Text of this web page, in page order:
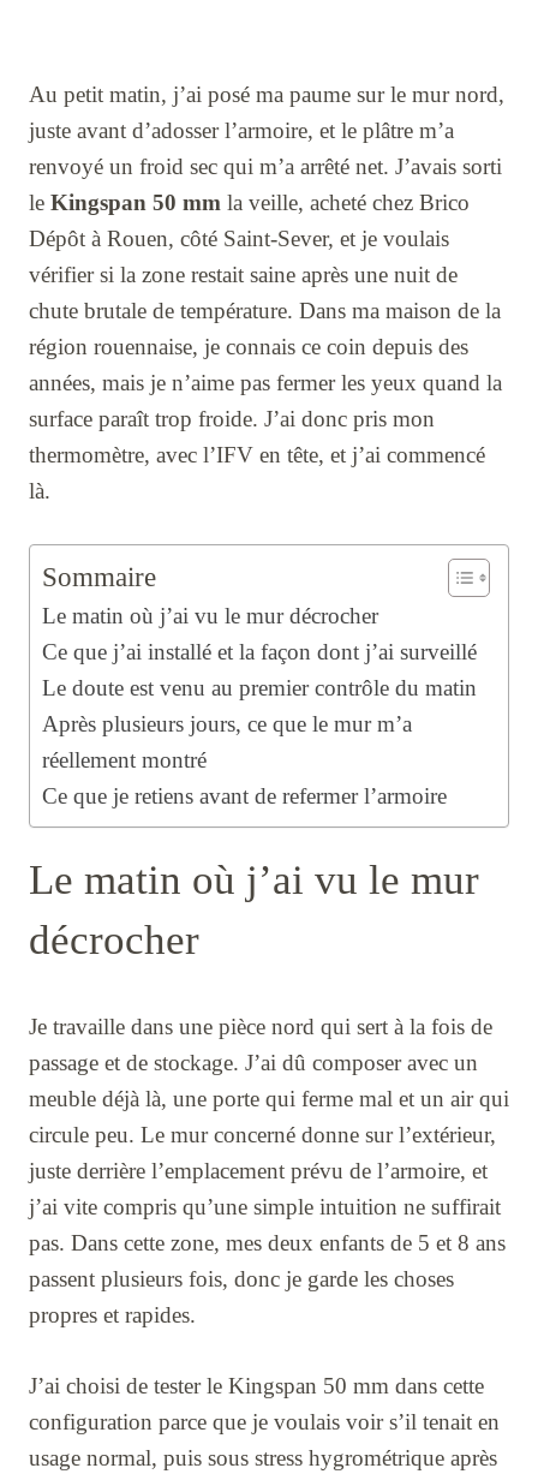
Au petit matin, j’ai posé ma paume sur le mur nord,
juste avant d’adosser l’armoire, et le plâtre m’a
renvoyé un froid sec qui m’a arrêté net. J’avais sorti
le Kingspan 50 mm la veille, acheté chez Brico
Dépôt à Rouen, côté Saint-Sever, et je voulais
vérifier si la zone restait saine après une nuit de
chute brutale de température. Dans ma maison de la
région rouennaise, je connais ce coin depuis des
années, mais je n’aime pas fermer les yeux quand la
surface paraît trop froide. J’ai donc pris mon
thermomètre, avec l’IFV en tête, et j’ai commencé
là.
Sommaire
Le matin où j’ai vu le mur décrocher
Ce que j’ai installé et la façon dont j’ai surveillé
Le doute est venu au premier contrôle du matin
Après plusieurs jours, ce que le mur m’a
réellement montré
Ce que je retiens avant de refermer l’armoire
Le matin où j’ai vu le mur
décrocher
Je travaille dans une pièce nord qui sert à la fois de
passage et de stockage. J’ai dû composer avec un
meuble déjà là, une porte qui ferme mal et un air qui
circule peu. Le mur concerné donne sur l’extérieur,
juste derrière l’emplacement prévu de l’armoire, et
j’ai vite compris qu’une simple intuition ne suffirait
pas. Dans cette zone, mes deux enfants de 5 et 8 ans
passent plusieurs fois, donc je garde les choses
propres et rapides.
J’ai choisi de tester le Kingspan 50 mm dans cette
configuration parce que je voulais voir s’il tenait en
usage normal, puis sous stress hygrométrique après